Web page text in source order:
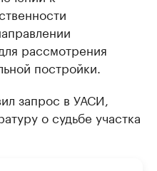
рассмотрения
постройки.
запрос в УАСИ,
о судьбе участка